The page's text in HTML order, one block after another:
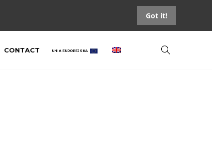
Got it!
CONTACT UNIA EUROPEJSKA